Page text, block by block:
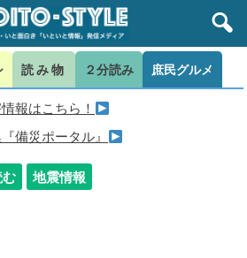
読み物 ２分読み 庶民グルメ
報はこちら！
備災ポータル』
地震情報